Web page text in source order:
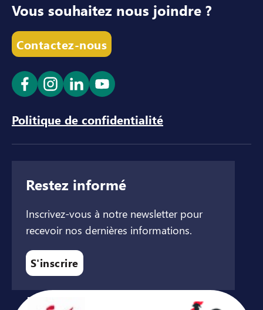
Vous souhaitez nous joindre ?
Contactez-nous
Ouvrir le lien dans un nouvel onglet
Ouvrir le lien dans un nouvel onglet
Ouvrir le lien dans un nouvel
Ouvrir le lien dans un
Politique de confidentialité
Restez informé
Inscrivez-vous à notre newsletter pour
recevoir nos dernières informations.
S'inscrire
Avec le soutien de ...